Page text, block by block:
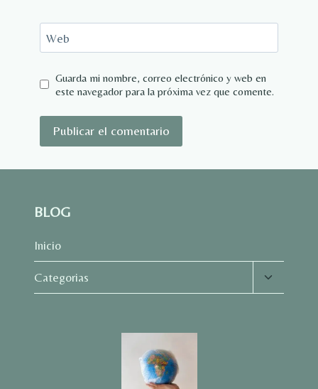
Web
Guarda mi nombre, correo electrónico y web en
este navegador para la próxima vez que comente.
BLOG
Inicio
Categorias
Alternar
menú